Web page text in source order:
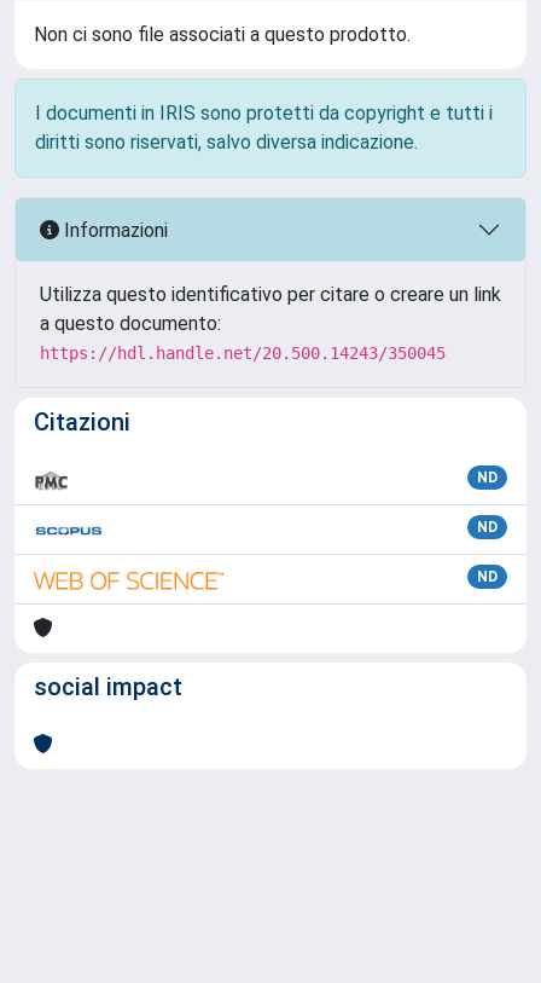
Non ci sono file associati a questo prodotto.
I documenti in IRIS sono protetti da copyright e tutti i
diritti sono riservati, salvo diversa indicazione.
Informazioni
Utilizza questo identificativo per citare o creare un link
a questo documento:
https://hdl.handle.net/20.500.14243/350045
Citazioni
ND
ND
ND
social impact